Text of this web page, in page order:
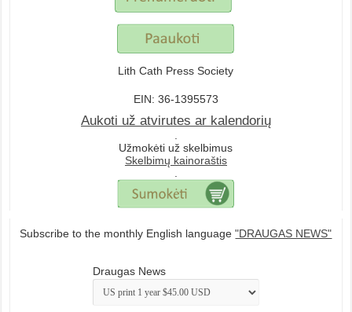
Lith Cath Press Society
EIN: 36-1395573
Aukoti už atvirutes ar kalendorių
.
Užmokėti už skelbimus
Skelbimų kainoraštis
.
Subscribe to the monthly English language"DRAUGAS NEWS"
Draugas News